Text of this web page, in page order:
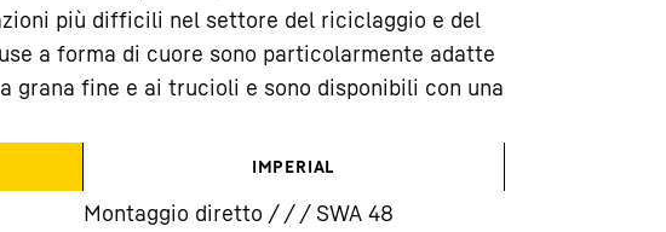
più difficili nel settore del riciclaggio e del
a forma di cuore sono particolarmente adatte
grana fine e ai trucioli e sono disponibili con una
IMPERIAL
Montaggio diretto / / / SWA 48